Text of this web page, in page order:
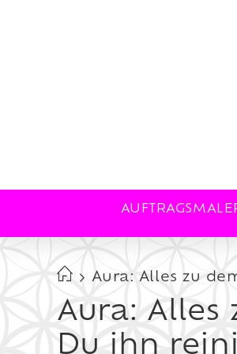
Aura: Alles zu
Aura: Alles
Du ihn